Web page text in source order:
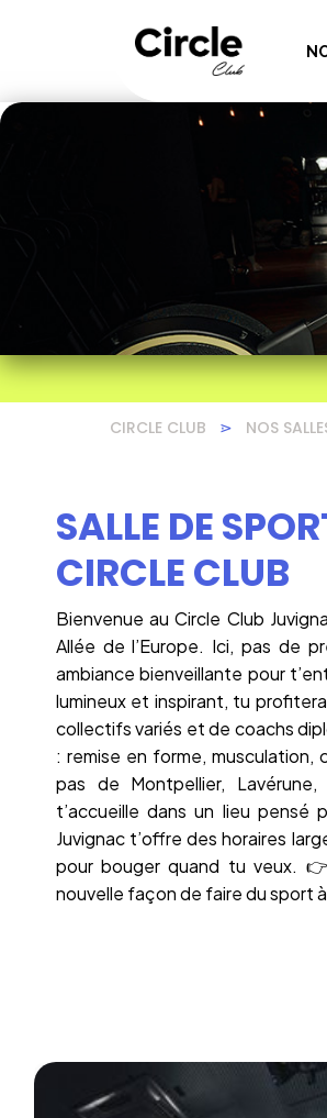
CIRCLE CLUB ⋗ NOS
SALLE DE
CIRCLE CLUB
Bienvenue au Circle Club
Allée de l’Europe. Ici, pas de
ambiance bienveillante pour
lumineux et inspirant, tu
collectifs variés et de coachs
: remise en forme,
pas de Montpellier,
t’accueille dans un lieu
Juvignac t’offre des horaires
pour bouger quand tu veux.
nouvelle façon de faire du sport